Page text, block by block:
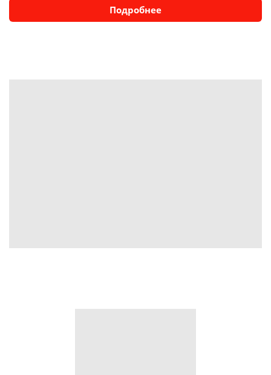
Подробнее